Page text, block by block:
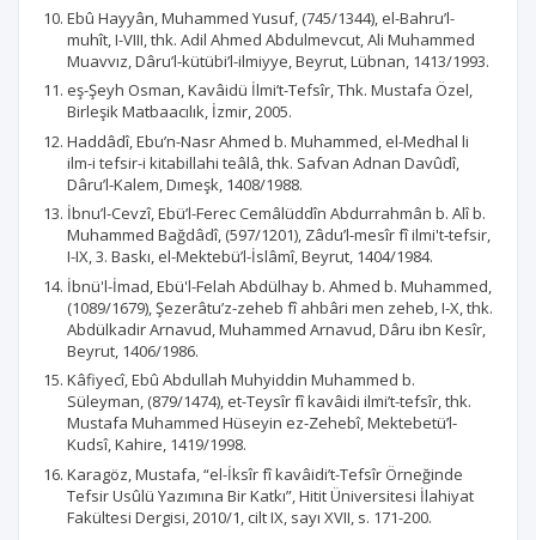
Ebû Hayyân, Muhammed Yusuf, (745/1344), el-Bahru’l-
muhît, I-VIII, thk. Adil Ahmed Abdulmevcut, Ali Muhammed
Muavvız, Dâru’l-kütübi’l-ilmiyye, Beyrut, Lübnan, 1413/1993.
eş-Şeyh Osman, Kavâidü İlmi’t-Tefsîr, Thk. Mustafa Özel,
Birleşik Matbaacılık, İzmir, 2005.
Haddâdî, Ebu’n-Nasr Ahmed b. Muhammed, el-Medhal li
ilm-i tefsir-i kitabillahi teâlâ, thk. Safvan Adnan Davûdî,
Dâru’l-Kalem, Dımeşk, 1408/1988.
İbnu’l-Cevzî, Ebü’l-Ferec Cemâlüddîn Abdurrahmân b. Alî b.
Muhammed Bağdâdî, (597/1201), Zâdu’l-mesîr fî ilmi't-tefsir,
I-IX, 3. Baskı, el-Mektebü’l-İslâmî, Beyrut, 1404/1984.
İbnü'l-İmad, Ebü'l-Felah Abdülhay b. Ahmed b. Muhammed,
(1089/1679), Şezerâtu’z-zeheb fî ahbâri men zeheb, I-X, thk.
Abdülkadir Arnavud, Muhammed Arnavud, Dâru ibn Kesîr,
Beyrut, 1406/1986.
Kâfiyecî, Ebû Abdullah Muhyiddin Muhammed b.
Süleyman, (879/1474), et-Teysîr fî kavâidi ilmi’t-tefsîr, thk.
Mustafa Muhammed Hüseyin ez-Zehebî, Mektebetü’l-
Kudsî, Kahire, 1419/1998.
Karagöz, Mustafa, “el-İksîr fî kavâidi’t-Tefsîr Örneğinde
Tefsir Usûlü Yazımına Bir Katkı”, Hitit Üniversitesi İlahiyat
Fakültesi Dergisi, 2010/1, cilt IX, sayı XVII, s. 171-200.